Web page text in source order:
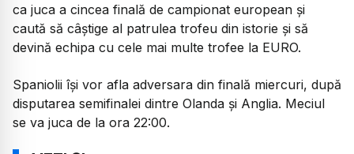
ca juca a cincea finală de campionat european și
caută să câștige al patrulea trofeu din istorie și să
devină echipa cu cele mai multe trofee la EURO.
Spaniolii își vor afla adversara din finală miercuri, după
disputarea semifinalei dintre Olanda și Anglia. Meciul
se va juca de la ora 22:00.